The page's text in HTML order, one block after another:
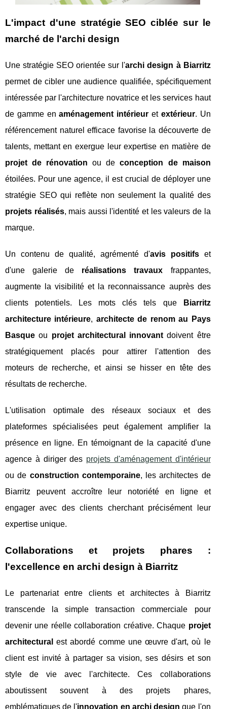
L'impact d'une stratégie SEO ciblée sur le
marché de l'archi design
Une stratégie SEO orientée sur l'archi design à Biarritz
permet de cibler une audience qualifiée, spécifiquement
intéressée par l'architecture novatrice et les services haut
de gamme enaménagement intérieur et extérieur. Un
référencement naturel efficace favorise la découverte de
talents, mettant en exergue leur expertise en matière de
projet de rénovation ou deconception de maison
étoilées. Pour une agence, il est crucial de déployer une
stratégie SEO qui reflète non seulement la qualité des
projets réalisés, mais aussi l'identité et les valeurs de la
marque.
Un contenu de qualité, agrémenté d'avis positifset
d'une galerie de réalisations travaux frappantes,
augmente la visibilité et la reconnaissance auprès des
clients potentiels. Les mots clés tels que
Biarritz
architecture intérieure, architecte de renom au Pays
Basque ou projet architectural innovantdoivent être
stratégiquement placés pour attirer l'attention des
moteurs de recherche, et ainsi se hisser en tête des
résultats de recherche.
L'utilisation optimale des réseaux sociaux et des
plateformes spécialisées peut également amplifier la
présence en ligne. En témoignant de la capacité d'une
agence à diriger des projets d'aménagement d'intérieur
ou de construction contemporaine, les architectes de
Biarritz peuvent accroître leur notoriété en ligne et
engager avec des clients cherchant précisément leur
expertise unique.
Collaborations et projets phares :
l'excellence en archi design à Biarritz
Le partenariat entre clients et architectes à Biarritz
transcende la simple transaction commerciale pour
devenir une réelle collaboration créative. Chaque projet
architectural est abordé comme une œuvre d'art, où le
client est invité à partager sa vision, ses désirs et son
style de vie avec l'architecte. Ces collaborations
aboutissent souvent à des projets phares,
emblématiques de l'innovation en archi design que l'on